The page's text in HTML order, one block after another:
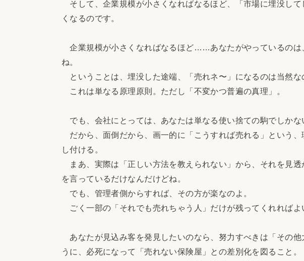
そして、企業規模が小さくなればなるほど、「市場に埋没し
くなるのです。
企業規模が小さくなればなるほど……あなたがやっているのは
ね。
ということは、埋没した途端、「売れネ〜」になるのは当然な
これは単なる原理原則。ただし「不変かつ普遍の真理」。
でも、会社にとっては、あなたは単なる使い捨ての駒でしかな
だから、面倒だから、画一的に「こうすれば売れる」という
し付ける。
まあ、実際は「正しい方法を教えられない」から、それを見透
を言っているだけなんだけどね。
でも、管理者側からすれば、その方が楽なのよ。
ごく一部の「それでも売れちゃう人」だけが残ってくれればよ
あなたが見込み客を発見したいのなら、努力すべきは「その他
うに、必死になって「売れない保険屋」との差別化を図ること。